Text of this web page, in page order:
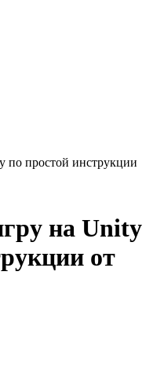
по простой инструкции
на Unity
от